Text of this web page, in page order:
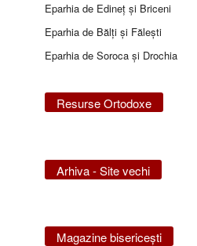
Eparhia de Edineţ şi Briceni
Eparhia de Bălţi şi Făleşti
Eparhia de Soroca și Drochia
Resurse Ortodoxe
Arhiva - Site vechi
Magazine bisericeşti